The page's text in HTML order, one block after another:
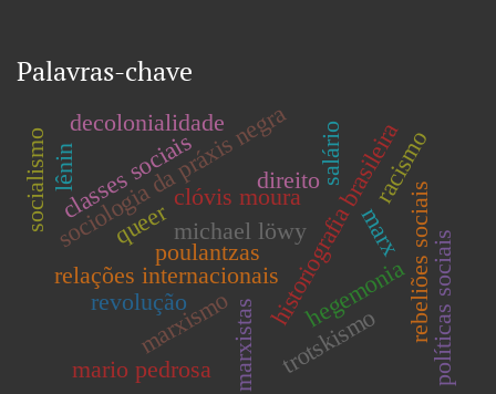
Palavras-chave
marxismo
relações internacionaishistoriografia brasileira
clóvis moura
sociologia da práxis negra
hegemonia
marxistas
michael löwy marx
direito
revolução rebeliões sociais
poulantzas
classes sociais
políticas sociais
racismo
decolonialidade
mario pedrosa trotskismo
socialismo queer
salário
lênin